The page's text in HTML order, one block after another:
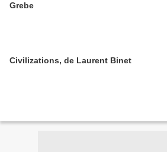
Grebe
Civilizations, de Laurent Binet